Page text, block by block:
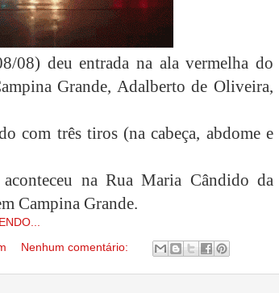
08) deu entrada na ala vermelha do
Grande, Adalberto de Oliveira,
com três tiros (na cabeça, abdome e
na Rua Maria Cândido da
Campina Grande.
Nenhum comentário: